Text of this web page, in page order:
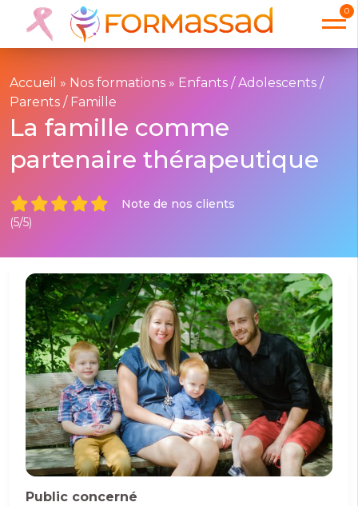
0
Accueil » Nos formations » Enfants / Adolescents /
Parents / Famille
La famille comme
partenaire thérapeutique
Note de nos clients
(5/5)
Public concerné